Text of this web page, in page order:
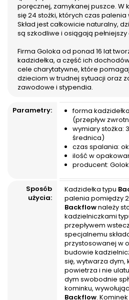
amulety ochronne i poznasz
podstawy magicznych
praktyk – sposoby
wzmacniania run...
poręcznej, zamykanej puszce. W
się 24 stożki, których czas palenia
Skład jest całkowicie naturalny,
są szkodliwe i osiągają
Firma Goloka od ponad 16 lat
kadzidełka, a część ich
cele charytatywne, które
dzieciom w trudnej sytuacji oraz
zawodowe i stypendia.
Parametry: forma
(przepływ
wymiary stożka:
średnica)
czas spalania:
ilość w
producent:
Sposób
użycia:
Kadzidełka typu
palenia pomiędzy
Backflownależy
kadzielniczkami
przepływem
specjalnemu
przystosowanej w
budowie
się, wytwarza dym,
powietrza i nie
dym swobodnie
kominku,
Backflow.